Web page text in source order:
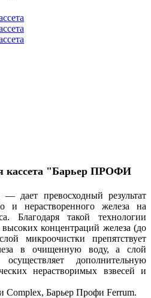
кассета "Барьер ПРОФИ
дает превосходный результат
и нерастворенного железа на
Благодаря такой технологии
концентраций железа (до
микроочистки препятствует
в очищенную воду, а слой
дополнительную
нерастворимых взвесей и
Complex, Барьер Профи Ferrum.